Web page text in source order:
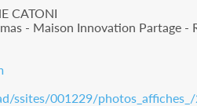
CATONI
- Maison Innovation Partage -
ssites/001229/